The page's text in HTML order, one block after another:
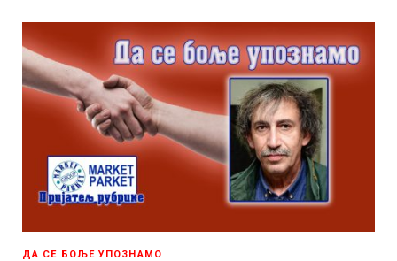
ДА СЕ БОЉЕ УПОЗНАМО